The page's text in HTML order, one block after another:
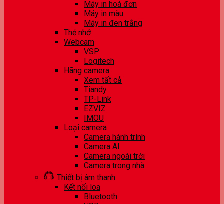
Máy in hoá đơn
Máy in màu
Máy in đen trắng
Thẻ nhớ
Webcam
VSP
Logitech
Hãng camera
Xem tất cả
Tiandy
TP-Link
EZVIZ
IMOU
Loại camera
Camera hành trình
Camera AI
Camera ngoài trời
Camera trong nhà
Thiết bị âm thanh
Kết nối loa
Bluetooth